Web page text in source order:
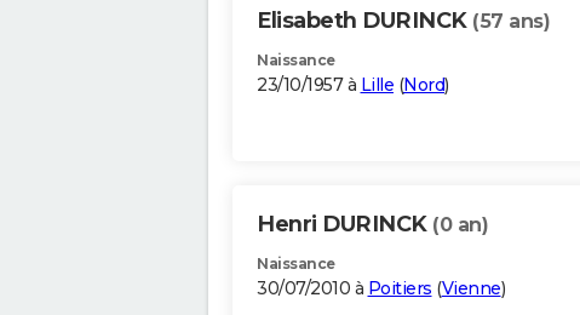
Elisabeth DURINCK (57 ans)
Naissance
23/10/1957 à Lille (Nord)
Henri DURINCK (0 an)
Naissance
30/07/2010 à Poitiers (Vienne)